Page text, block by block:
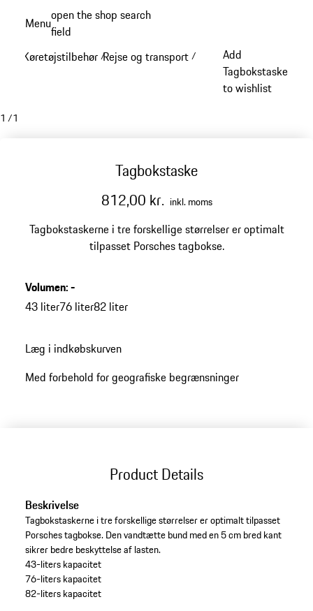
Menuopen the shop search
field
Køretøjstilbehør /Rejse og transport /
Add
Tagbokstaske
to wishlist
1 /1
Tagbokstaske
812,00 kr. inkl. moms
Tagbokstaskerne i tre forskellige størrelser er optimalt
tilpasset Porsches tagbokse.
Volumen:-
43 liter76 liter82 liter
Læg i indkøbskurven
Med forbehold for geografiske begrænsninger
Product Details
Beskrivelse
Tagbokstaskerne i tre forskellige størrelser er optimalt tilpasset
Porsches tagbokse. Den vandtætte bund med en 5 cm bred kant
sikrer bedre beskyttelse af lasten.
43-liters kapacitet
76-liters kapacitet
82-liters kapacitet